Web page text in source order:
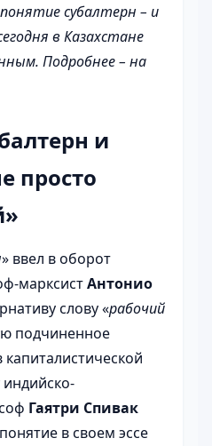
субалтерн – и
в Казахстане
Подробнее – на
и
просто
» ввел в оборот
марксистАнтонио
слову «рабочий
подчиненное
индийско-
Гаятри Спивак
в своем эссе